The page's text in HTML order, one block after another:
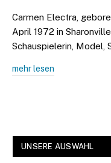
Carmen Electra,
April 1972 in
Schauspielerin, Model,
mehr lesen
UNSERE AUSWAHL